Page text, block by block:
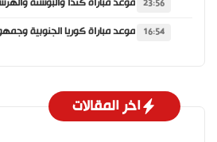
23:56
16:54
اخر المقالات